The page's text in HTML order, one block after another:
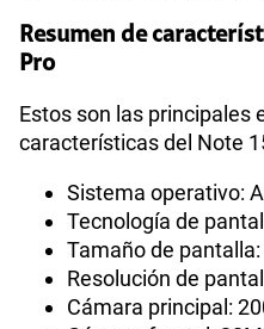
Resumen de
Pro
Estos son las principales
características del Note
Sistema operativo:
Tecnología de
Tamaño de
Resolución de
Cámara principal: